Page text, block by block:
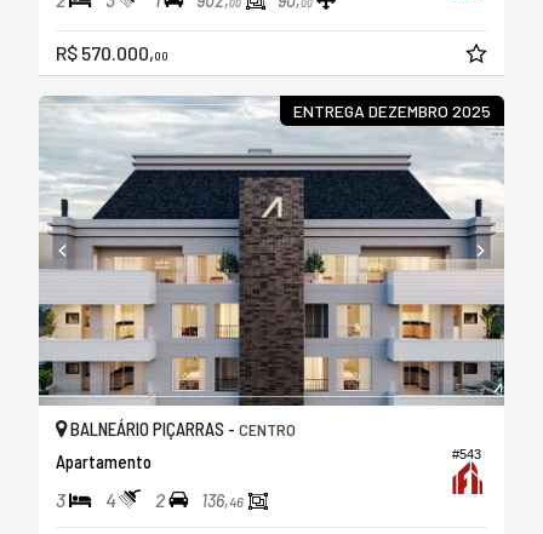
00 00
R$ 570.000,00
ENTREGA DEZEMBRO 2025
#543
BALNEÁRIO PIÇARRAS - CENTRO
Apartamento
3 4 2 136,46